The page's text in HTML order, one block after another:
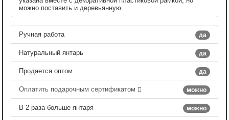
можно поставить и деревьянную.
да
Ручная работа
да
Натуральный янтарь
да
Продается оптом
можно
Оплатить подарочным сертификатом
можно
В 2 раза больше янтаря